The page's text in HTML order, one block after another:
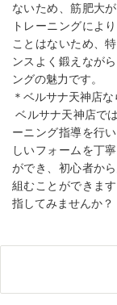
ないため、筋肥大
トレーニングによ
ことはないため、
ンスよく鍛えなが
ングの魅力です。
＊ベルサナ天神店
ベルサナ天神店で
ーニング指導を行
しいフォームを丁
ができ、初心者か
組むことができま
指してみませんか？